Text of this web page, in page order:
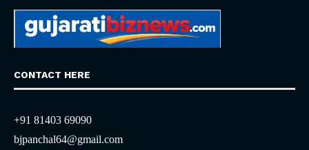
CONTACT HERE
+91 81403 69090
bjpanchal64@gmail.com